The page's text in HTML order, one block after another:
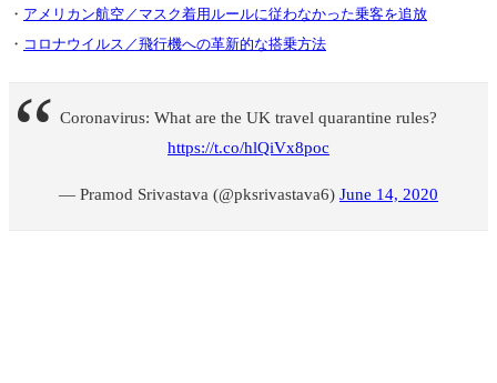
・ アメリカン航空／マスク着用ルールに従わなかった乗客を追放
・ コロナウイルス／飛行機への革新的な搭乗方法
Coronavirus: What are the UK travel quarantine rules?
https://t.co/hlQiVx8poc
— Pramod Srivastava (@pksrivastava6) June 14, 2020